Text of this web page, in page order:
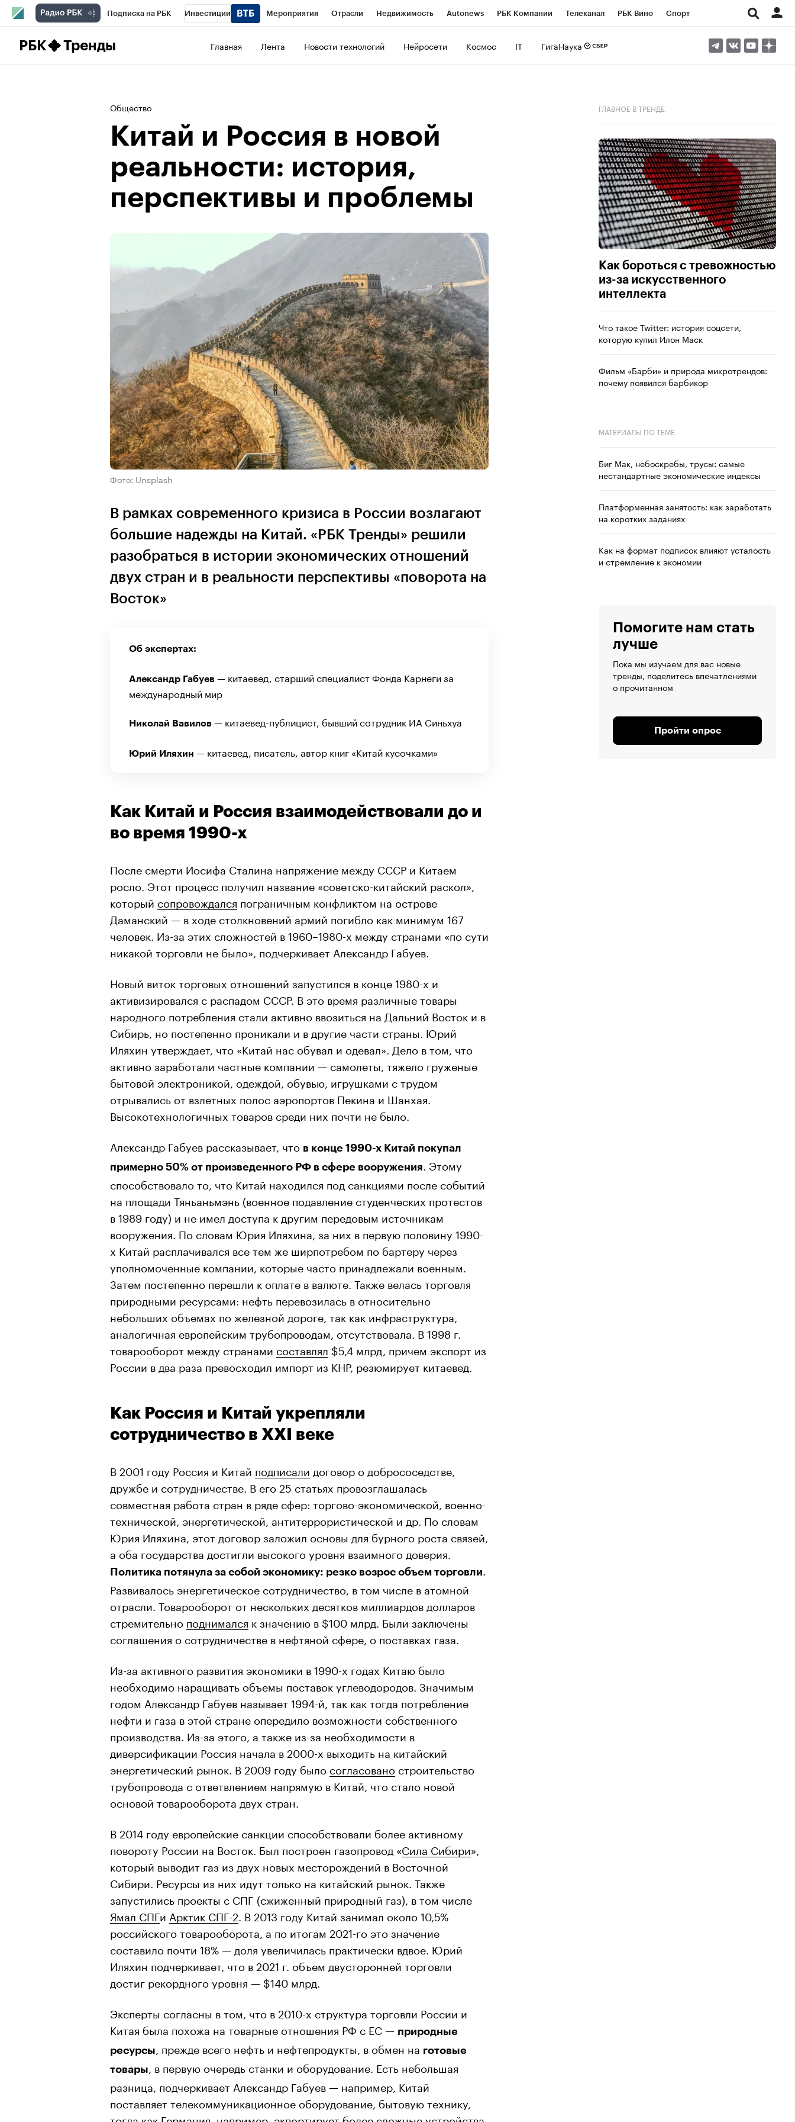
Подписка на РБК Инвестиции Мероприятия Отрасли Недвижимость Autonews РБК Компании Телеканал РБК Вино Спорт
РБК Тренды Главная Лента Новости технологий Нейросети Космос IT ГигаНаука
Общество
Китай и Россия в новой
реальности: история,
перспективы и проблемы
Фото: Unsplash
В рамках современного кризиса в России возлагают
большие надежды на Китай. «РБК Тренды» решили
разобраться в истории экономических отношений
двух стран и в реальности перспективы «поворота на
Восток»
Об экспертах:
Александр Габуев — китаевед, старший специалист Фонда Карнеги за
международный мир
Николай Вавилов — китаевед-публицист, бывший сотрудник ИА Синьхуа
Юрий Иляхин — китаевед, писатель, автор книг «Китай кусочками»
Как Китай и Россия взаимодействовали до и
во время 1990-х
После смерти Иосифа Сталина напряжение между СССР и Китаем
росло. Этот процесс получил название «советско-китайский раскол»,
который сопровождался пограничным конфликтом на острове
Даманский — в ходе столкновений армий погибло как минимум 167
человек. Из-за этих сложностей в 1960–1980-х между странами «по сути
никакой торговли не было», подчеркивает Александр Габуев.
Новый виток торговых отношений запустился в конце 1980-х и
активизировался с распадом СССР. В это время различные товары
народного потребления стали активно ввозиться на Дальний Восток и в
Сибирь, но постепенно проникали и в другие части страны. Юрий
Иляхин утверждает, что «Китай нас обувал и одевал». Дело в том, что
активно заработали частные компании — самолеты, тяжело груженые
бытовой электроникой, одеждой, обувью, игрушками с трудом
отрывались от взлетных полос аэропортов Пекина и Шанхая.
Высокотехнологичных товаров среди них почти не было.
Александр Габуев рассказывает, что в конце 1990-х Китай покупал
примерно 50% от произведенного РФ в сфере вооружения
. Этому
способствовало то, что Китай находился под санкциями после событий
на площади Тяньаньмэнь (военное подавление студенческих протестов
в 1989 году) и не имел доступа к другим передовым источникам
вооружения. По словам Юрия Иляхина, за них в первую половину 1990-
х Китай расплачивался все тем же ширпотребом по бартеру через
уполномоченные компании, которые часто принадлежали военным.
Затем постепенно перешли к оплате в валюте. Также велась торговля
природными ресурсами: нефть перевозилась в относительно
небольших объемах по железной дороге, так как инфраструктура,
аналогичная европейским трубопроводам, отсутствовала. В 1998 г.
товарооборот между странами составлял $5,4 млрд, причем экспорт из
России в два раза превосходил импорт из КНР, резюмирует китаевед.
Как Россия и Китай укрепляли
сотрудничество в XXI веке
В 2001 году Россия и Китай подписали договор о добрососедстве,
дружбе и сотрудничестве. В его 25 статьях провозглашалась
совместная работа стран в ряде сфер: торгово-экономической, военно-
технической, энергетической, антитеррористической и др. По словам
Юрия Иляхина, этот договор заложил основы для бурного роста связей,
а оба государства достигли высокого уровня взаимного доверия.
Политика потянула за собой экономику: резко возрос объем торговли
Развивалось энергетическое сотрудничество, в том числе в атомной
отрасли. Товарооборот от нескольких десятков миллиардов долларов
стремительно поднимался к значению в $100 млрд. Были заключены
соглашения о сотрудничестве в нефтяной сфере, о поставках газа.
Из-за активного развития экономики в 1990-х годах Китаю было
необходимо наращивать объемы поставок углеводородов. Значимым
годом Александр Габуев называет 1994-й, так как тогда потребление
нефти и газа в этой стране опередило возможности собственного
производства. Из-за этого, а также из-за необходимости в
диверсификации Россия начала в 2000-х выходить на китайский
энергетический рынок. В 2009 году было согласовано строительство
трубопровода с ответвлением напрямую в Китай, что стало новой
основой товарооборота двух стран.
В 2014 году европейские санкции способствовали более активному
повороту России на Восток. Был построен газопровод «Сила Сибири»,
который выводит газ из двух новых месторождений в Восточной
Сибири. Ресурсы из них идут только на китайский рынок. Также
запустились проекты с СПГ (сжиженный природный газ), в том числе
Ямал СПГи Арктик СПГ-2 . В 2013 году Китай занимал около 10,5%
российского товарооборота, а по итогам 2021-го это значение
составило почти 18% — доля увеличилась практически вдвое. Юрий
Иляхин подчеркивает, что в 2021 г. объем двусторонней торговли
достиг рекордного уровня — $140 млрд.
Эксперты согласны в том, что в 2010-х структура торговли России и
Китая была похожа на товарные отношения РФ с ЕС — природные
ресурсы
, прежде всего нефть и нефтепродукты, в обмен на готовые
товары
, в первую очередь станки и оборудование. Есть небольшая
разница, подчеркивает Александр Габуев — например, Китай
поставляет телекоммуникационное оборудование, бытовую технику,
ГЛАВНОЕ В ТРЕНДЕ
Как бороться с тревожностью
из-за искусственного
интеллекта
Что такое Twitter: история соцсети,
которую купил Илон Маск
Фильм «Барби» и природа микротрендов:
почему появился барбикор
МАТЕРИАЛЫ ПО ТЕМЕ
Биг Мак, небоскребы, трусы: самые
нестандартные экономические индексы
Платформенная занятость: как заработать
на коротких заданиях
Как на формат подписок влияют усталость
и стремление к экономии
Помогите нам стать
лучше
Пока мы изучаем для вас новые
тренды, поделитесь впечатлениями
о прочитанном
Пройти опрос